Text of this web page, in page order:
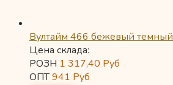
Вултайм 466 бежевый темный
Цена склада:
РОЗН 1 317,40 Руб
ОПТ941 Руб